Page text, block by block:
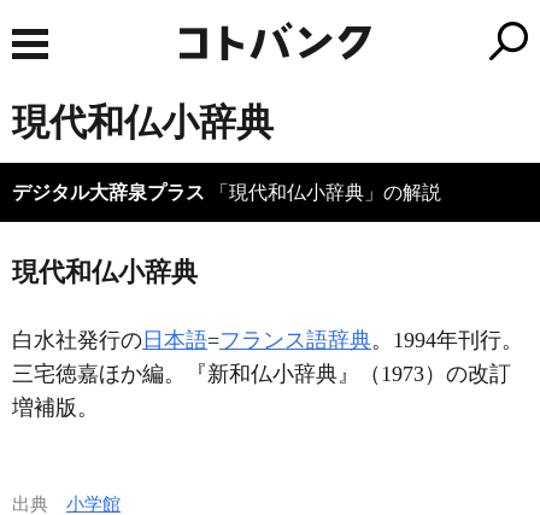
現代和仏小辞典
デジタル大辞泉プラス 「現代和仏小辞典」の解説
現代和仏小辞典
白水社発行の 日本語=フランス語辞典。1994年刊行。
三宅徳嘉ほか編。『新和仏小辞典』（1973）の改訂
増補版。
出典 小学館